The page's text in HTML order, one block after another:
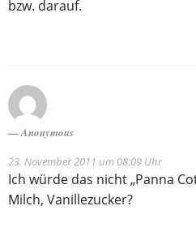
bzw. darauf.
Anonymous
23. November 2011 um 08:09 Uhr
Ich würde das nicht „Panna
Milch, Vanillezucker?